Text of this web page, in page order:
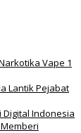
Vape 1
Lantik Pejabat
Digital Indonesia